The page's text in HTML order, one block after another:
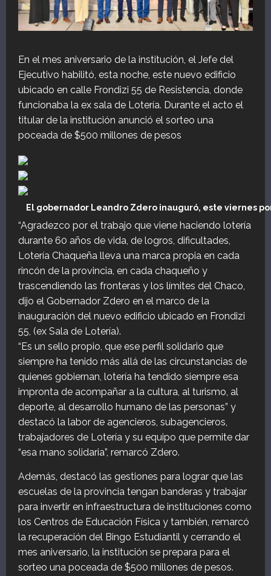
En el mes aniversario de la institución, el Jefe del
Ejecutivo habilitó, esta noche, este nuevo edificio
ubicado en calle Frondizi 55 de Resistencia, donde
funcionaba la ex sala de Lotería. Durante el acto el
titular de la institución anunció el sorteo una
poceada de $500 millones de pesos
El gobernador Leandro Zdero inauguró, este viernes
“Agradezco por el trabajo que viene haciendo lotería
durante 60 años de vida, de logros, dificultades,
Lotería Chaqueña lleva una marca propia en cada
rincón de la provincia, en cada chaqueño y
trascendiendo las fronteras y los límites del Chaco,
dijo el Gobernador Zdero en el marco de la
inauguración del nuevo edificio ubicado en Frondizi
55, (ex Sala de Lotería).
“Es un sello propio, que ese perfil solidario que
siempre ha tenido más allá de las circunstancias de
quienes gobiernan, lotería ha tendido siempre esa
impronta de acompañar a la cultura, al turismo, al
deporte, al desarrollo humano de las personas” y
destacó la labor de agencieros, subagencieros,
trabajadores de Lotería y su equipo que permite dar
“esa mano solidaria”, remarcó Zdero.
Además, destacó las gestiones para lograr que las
escuelas de la provincia tengan banderas y trabajar
para invertir en infraestructura de instituciones como
los Centros de Educación Física y también, remarcó
la recuperación del Bingo Estudiantil y cerrando el
mes aniversario, la institución se prepara para el
sorteo una poceada de $500 millones de pesos.